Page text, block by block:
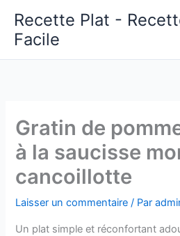
contenu
Recette Plat -
Facile
Gratin de
à la saucisse
cancoillotte
Laisser un commentaire / Par
Un plat simple et réconfortant